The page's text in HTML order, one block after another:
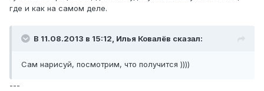
где и как на самом деле.
В 11.08.2013 в 15:12, Илья Ковалёв сказал:
Сам нарисуй, посмотрим, что получится ))))
---